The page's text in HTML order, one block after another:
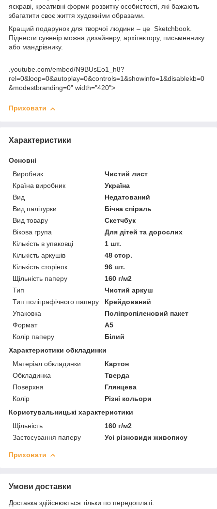
яскраві, креативні форми розвитку особистості, які бажають
збагатити своє життя художніми образами.
Кращий подарунок для творчої людини – це Sketchbook.
Піднести сувенір можна дизайнеру, архітектору, письменнику
або мандрівнику.
.youtube.com/embed/N9BUsEo1_h8?
rel=0&loop=0&autoplay=0&controls=1&showinfo=1&disablekb=0
&modestbranding=0" width="420">
Приховати
Характеристики
Основні
Виробник
Чистий лист
Країна виробник
Україна
Вид
Недатований
Вид палітурки
Бічна спіраль
Вид товару
Скетчбук
Вікова група
Для дітей та дорослих
Кількість в упаковці
1 шт.
Кількість аркушів
48 стор.
Кількість сторінок
96 шт.
Щільність паперу
160 г/м2
Тип
Чистий аркуш
Тип поліграфічного паперу
Крейдований
Упаковка
Поліпропіленовий пакет
Формат
A5
Колір паперу
Білий
Характеристики обкладинки
Матеріал обкладинки
Картон
Обкладинка
Тверда
Поверхня
Глянцева
Колір
Різні кольори
Користувальницькі характеристики
Щільність
160 г/м2
Застосування паперу
Усі різновиди живопису
Приховати
Умови доставки
Доставка здійснюється тільки по передоплаті.